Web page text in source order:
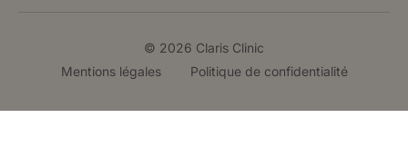
© 2026 Claris Clinic
Mentions légales
Politique de confidentialité